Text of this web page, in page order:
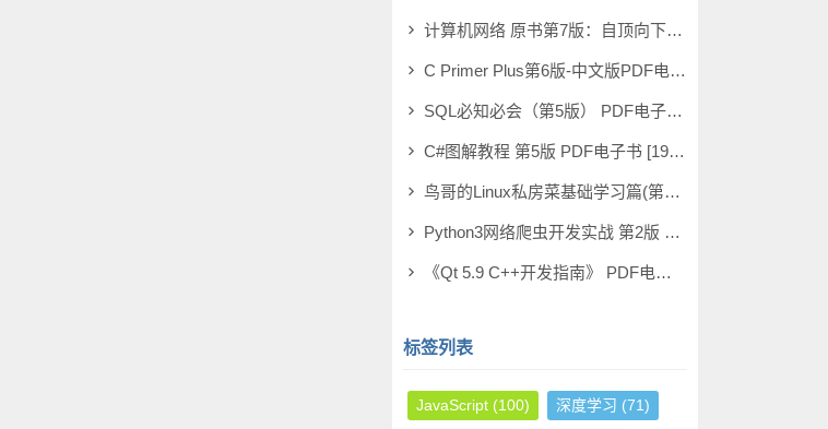
计算机网络 原书第7版：自顶向下方法 PDF电子书 [73MB]
C Primer Plus第6版-中文版PDF电子书 [198MB]
SQL必知必会（第5版） PDF电子书 [4MB]
C#图解教程 第5版 PDF电子书 [19MB]
鸟哥的Linux私房菜基础学习篇(第四版)电子书PDF [11MB]
Python3网络爬虫开发实战 第2版 PDF电子书 [503MB]
《Qt 5.9 C++开发指南》 PDF电子书 [277MB]
标签列表
JavaScript (100) 深度学习 (71)